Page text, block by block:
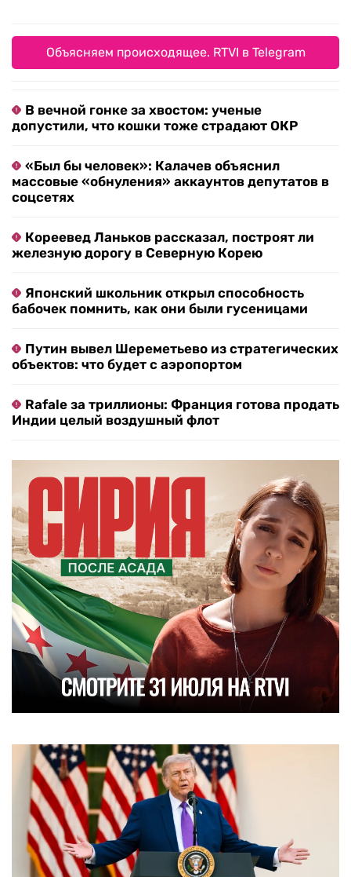
Объясняем происходящее. RTVI в Telegram
В вечной гонке за хвостом: ученые
допустили, что кошки тоже страдают ОКР
«Был бы человек»: Калачев объяснил
массовые «обнуления» аккаунтов депутатов в
соцсетях
Кореевед Ланьков рассказал, построят ли
железную дорогу в Северную Корею
Японский школьник открыл способность
бабочек помнить, как они были гусеницами
Путин вывел Шереметьево из стратегических
объектов: что будет с аэропортом
Rafale за триллионы: Франция готова продать
Индии целый воздушный флот